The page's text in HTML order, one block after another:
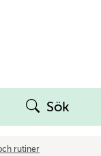
Sök
rutiner